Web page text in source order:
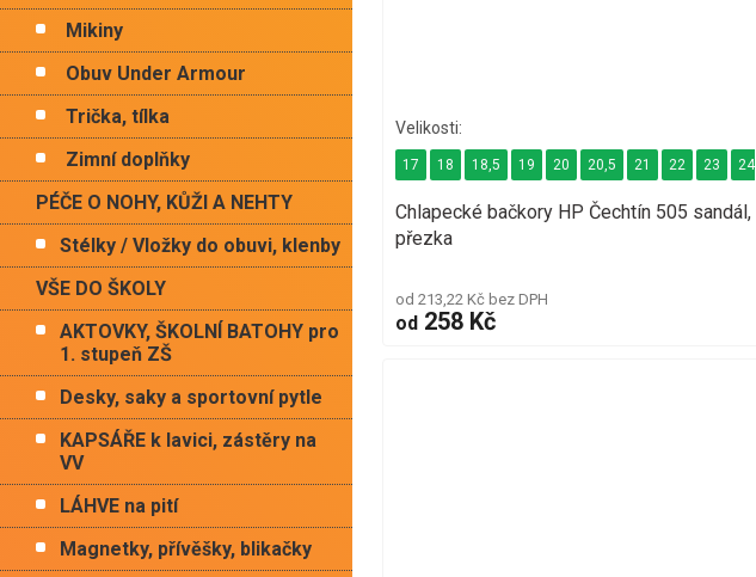
Mikiny
Obuv Under Armour
Trička, tílka
Zimní doplňky
PÉČE O NOHY, KŮŽI A NEHTY
Stélky / Vložky do obuvi, klenby
VŠE DO ŠKOLY
AKTOVKY, ŠKOLNÍ BATOHY pro
1. stupeň ZŠ
Desky, saky a sportovní pytle
KAPSÁŘE k lavici, zástěry na
VV
LÁHVE na pití
Magnetky, přívěšky, blikačky
Chlapecké bačkory HP Čechtín 505 sandál,
přezka
od 213,22 Kč bez DPH
od 258 Kč
17 18 18,5 19 20 20,5 21 22 23 24